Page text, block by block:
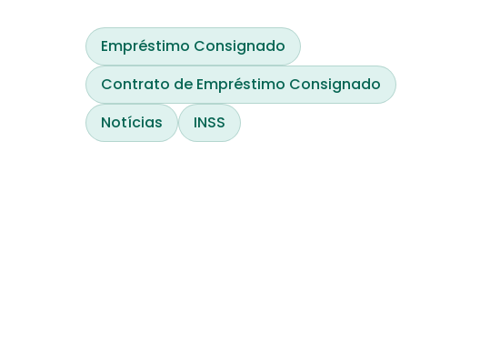
Empréstimo Consignado
Contrato de Empréstimo Consignado
Notícias
INSS